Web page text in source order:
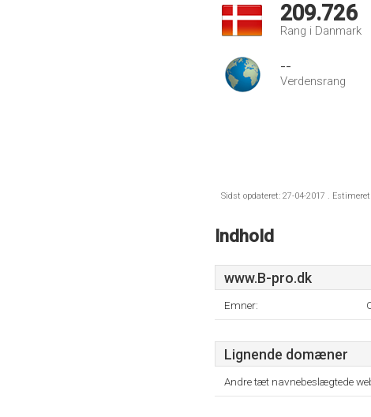
209.726
Rang i Danmark
--
Verdensrang
Sidst opdateret: 27-04-2017 .
Indhold
www.B-pro.dk
Emner:
Lignende domæner
Andre tæt navnebeslægtede